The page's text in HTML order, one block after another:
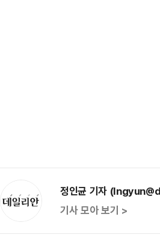
정인균 기자
기사 모아 보기 >